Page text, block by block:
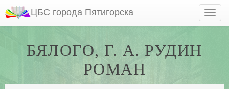
ЦБС города Пятигорска
БЯЛОГО, Г. А. РУДИН
РОМАН